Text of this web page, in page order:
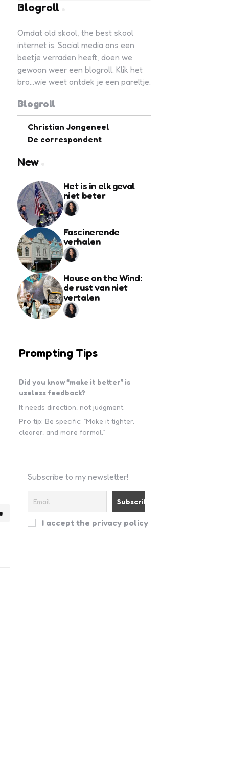
Blogroll
Omdat old skool, the best skool
internet is. Social media ons een
beetje verraden heeft, doen we
gewoon weer een blogroll. Klik het
bro...wie weet ontdek je een pareltje.
Blogroll
Christian Jongeneel
De correspondent
New
Het is in elk geval
niet beter
Fascinerende
verhalen
House on the Wind:
de rust van niet
vertalen
Prompting Tips
Did you know “make it better” is
useless feedback?
It needs direction, not judgment.
Pro tip: Be specific: “Make it tighter,
clearer, and more formal.”
Subscribe to my newsletter!
I accept the privacy policy